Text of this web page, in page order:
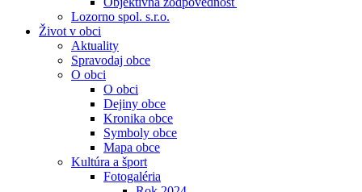
Lozorno spol. s.r.o.
Život v obci
Aktuality
Spravodaj obce
O obci
O obci
Dejiny obce
Kronika obce
Symboly obce
Mapa obce
Kultúra a šport
Fotogaléria